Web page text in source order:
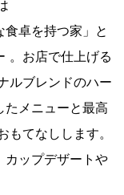
⾷卓を持つ家」と
。お店で仕上げる
ルブレンドのハー
たメニューと最⾼
てなしします。
カップデザートや